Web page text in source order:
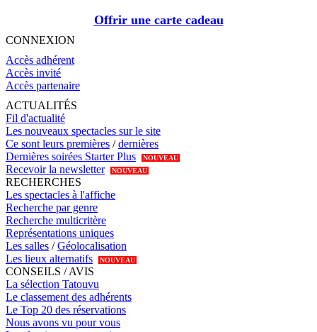
Offrir une carte cadeau
CONNEXION
Accès adhérent
Accès invité
Accès partenaire
ACTUALITÉS
Fil d'actualité
Les nouveaux spectacles sur le site
Ce sont leurs premières /dernières
Dernières soirées Starter Plus
NOUVEAU
Recevoir la newsletter NOUVEAU
RECHERCHES
Les spectacles à l'affiche
Recherche par genre
Recherche multicritère
Représentations uniques
Les salles /Géolocalisation
Les lieux alternatifs
NOUVEAU
CONSEILS / AVIS
La sélection Tatouvu
Le classement des adhérents
Le Top 20 des réservations
Nous avons vu pour vous